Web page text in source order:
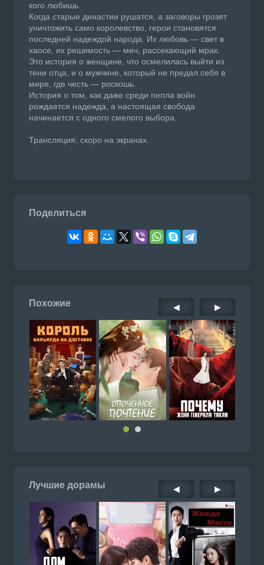
кого любишь.
Когда старые династии рушатся, а заговоры грозят
уничтожить само королевство, герои становятся
последней надеждой народа. Их любовь — свет в
хаосе, их решимость — меч, рассекающий мрак.
Это история о женщине, что осмелилась выйти из
тени отца, и о мужчине, который не предал себя в
мире, где честь — роскошь.
История о том, как даже среди пепла войн
рождается надежда, а настоящая свобода
начинается с одного смелого выбора.
Трансляция: скоро на экранах.
Поделиться
Похожие ◀ ▶
Лучшие дорамы ◀ ▶